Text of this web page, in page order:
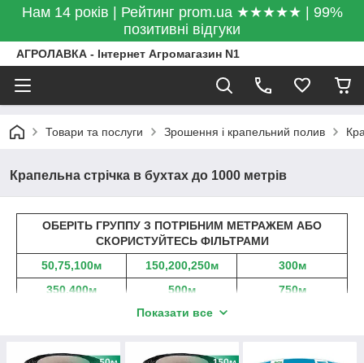
Нам 14 років | Рейтинг prom.ua ★★★★★ | 99%
позитивні відгуки
АГРОЛАВКА - Інтернет Агромагазин N1
Товари та послуги Зрошення і крапельний полив
Крапельна стрічка в бухтах до 1000 метрів
ОБЕРІТЬ ГРУППУ З ПОТРІБНИМ МЕТРАЖЕМ АБО
СКОРИСТУЙТЕСЬ ФІЛЬТРАМИ
50,75,100м
150,200,250м
300м
350,400м
500м
750м
1100,1250,1300,17
Комплекти Фурнітура
Показати все